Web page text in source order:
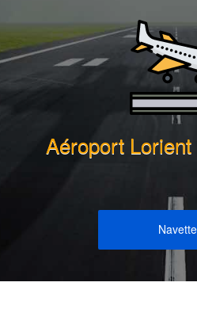
Aéroport
Navette